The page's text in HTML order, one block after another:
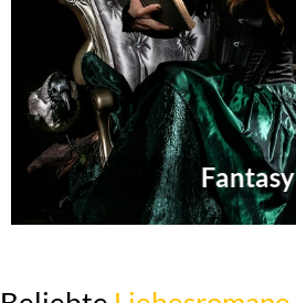
Fantasy